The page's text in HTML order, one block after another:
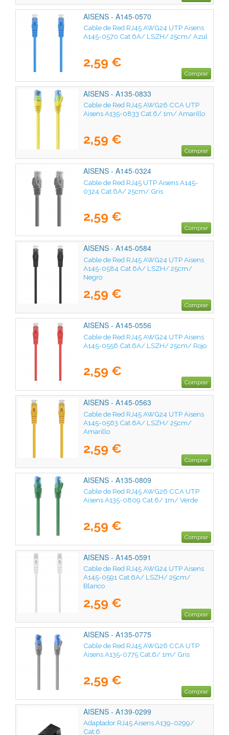
AISENS - A145-0570
Cable de Red RJ45 AWG24 UTP Aisens
A145-0570 Cat.6A/ LSZH/ 25cm/ Azul
2,59 €
Comprar
AISENS - A135-0833
Cable de Red RJ45 AWG26 CCA UTP
Aisens A135-0833 Cat.6/ 1m/ Amarillo
2,59 €
Comprar
AISENS - A145-0324
Cable de Red RJ45 UTP Aisens A145-
0324 Cat.6A/ 25cm/ Gris
2,59 €
Comprar
AISENS - A145-0584
Cable de Red RJ45 AWG24 UTP Aisens
A145-0584 Cat.6A/ LSZH/ 25cm/
Negro
2,59 €
Comprar
AISENS - A145-0556
Cable de Red RJ45 AWG24 UTP Aisens
A145-0556 Cat.6A/ LSZH/ 25cm/ Rojo
2,59 €
Comprar
AISENS - A145-0563
Cable de Red RJ45 AWG24 UTP Aisens
A145-0563 Cat.6A/ LSZH/ 25cm/
Amarillo
2,59 €
Comprar
AISENS - A135-0809
Cable de Red RJ45 AWG26 CCA UTP
Aisens A135-0809 Cat.6/ 1m/ Verde
2,59 €
Comprar
AISENS - A145-0591
Cable de Red RJ45 AWG24 UTP Aisens
A145-0591 Cat.6A/ LSZH/ 25cm/
Blanco
2,59 €
Comprar
AISENS - A135-0775
Cable de Red RJ45 AWG26 CCA UTP
Aisens A135-0775 Cat.6/ 1m/ Gris
2,59 €
Comprar
AISENS - A139-0299
Adaptador RJ45 Aisens A139-0299/
Cat.6